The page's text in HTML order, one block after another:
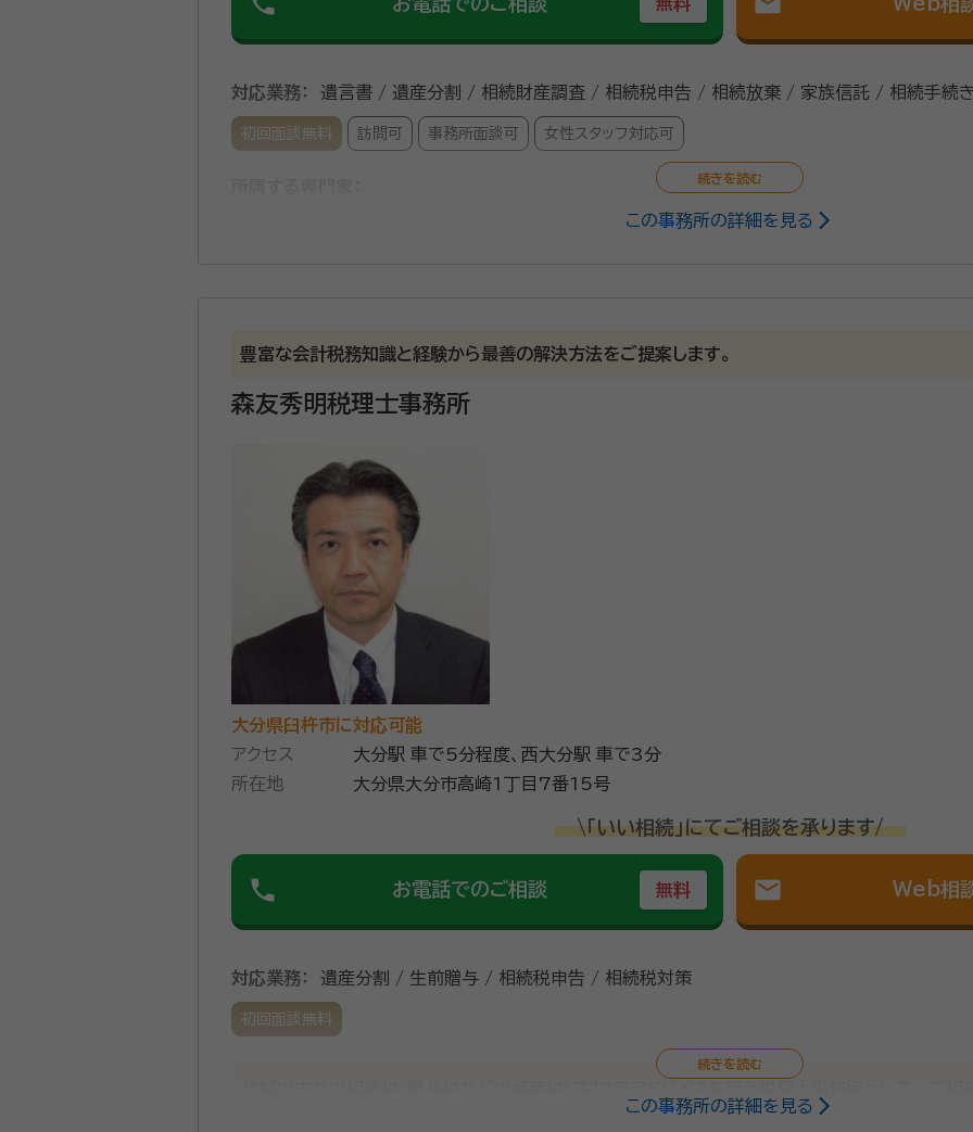
無料
対応業務： 遺言書 / 遺産分割 / 相続財産調査 / 相続税申告 / 相続放棄 / 家族信託 / 相続手続き
初回面談無料 訪問可 事務所面談可 女性スタッフ対応可
所属団体： 南九州税理士会
この事務所の詳細を見る
豊富な会計税務知識と経験から最善の解決方法をご提案します。
森友秀明税理士事務所
大分県臼杵市に対応可能
アクセス
大分駅 車で5分程度、西大分駅 車で3分
所在地
大分県大分市高崎1丁目7番15号
\「いい相続」にてご相談を承ります/
phone お電話でのご相談 無料 mail Web相
対応業務： 遺産分割 / 生前贈与 / 相続税申告 / 相続税対策
初回面談無料
に向き合いながら目の前の事案に全力で取り組んでいけるよう日々研鑽しております。 税理士
この事務所の詳細を見る